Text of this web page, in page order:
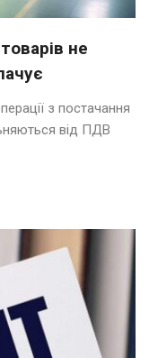
не
з постачання
від ПДВ